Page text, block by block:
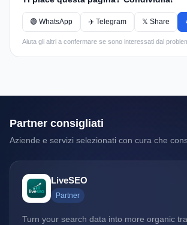
🟢 WhatsApp ✈️ Telegram 𝕏 Share
Aiuta gli altri a confermare se sono interessati dal
Partner consigliati
Aziende e servizi selezionati con cura che
LiveSEO
Partner
Turn your search data into more organic